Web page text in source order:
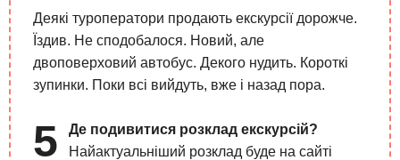
Деякі туроператори продають екскурсії дорожче.
Їздив. Не сподобалося. Новий, але
двоповерховий автобус. Декого нудить. Короткі
зупинки. Поки всі вийдуть, вже і назад пора.
Де подивитися розклад екскурсій?
Найактуальніший розклад буде на сайті